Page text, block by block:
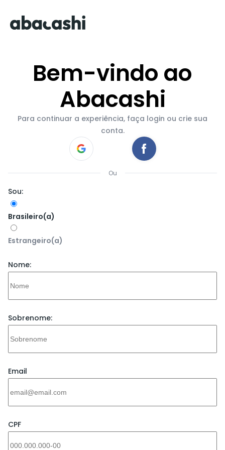
Bem-vindo ao
Abacashi
Para continuar a experiência, faça login ou crie sua
conta.
Ou
Sou:
Brasileiro(a)
Estrangeiro(a)
Nome:
Sobrenome:
Email
CPF